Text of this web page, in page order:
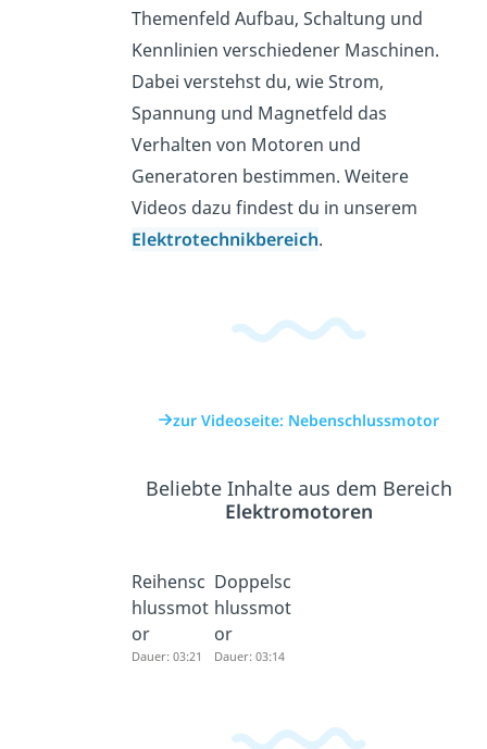
Themenfeld Aufbau, Schaltung und
Kennlinien verschiedener Maschinen.
Dabei verstehst du, wie Strom,
Spannung und Magnetfeld das
Verhalten von Motoren und
Generatoren bestimmen. Weitere
Videos dazu findest du in unserem
Elektrotechnikbereich.
zur Videoseite: Nebenschlussmotor
Beliebte Inhalte aus dem Bereich
Elektromotoren
Reihensc
hlussmot
or
Dauer: 03:21
Doppelsc
hlussmot
or
Dauer: 03:14